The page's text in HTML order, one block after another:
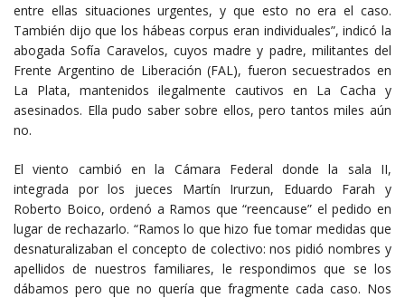
entre ellas situaciones urgentes, y que esto no era el caso.
También dijo que los hábeas corpus eran individuales”, indicó la
abogada Sofía Caravelos, cuyos madre y padre, militantes del
Frente Argentino de Liberación (FAL), fueron secuestrados en
La Plata, mantenidos ilegalmente cautivos en La Cacha y
asesinados. Ella pudo saber sobre ellos, pero tantos miles aún
no.
El viento cambió en la Cámara Federal donde la sala II,
integrada por los jueces Martín Irurzun, Eduardo Farah y
Roberto Boico, ordenó a Ramos que “reencause” el pedido en
lugar de rechazarlo. “Ramos lo que hizo fue tomar medidas que
desnaturalizaban el concepto de colectivo: nos pidió nombres y
apellidos de nuestros familiares, le respondimos que se los
dábamos pero que no quería que fragmente cada caso. Nos